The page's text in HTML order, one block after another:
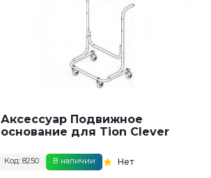
Аксессуар Подвижное
основание для Tion Clever
Код: 8250 В наличии Нет